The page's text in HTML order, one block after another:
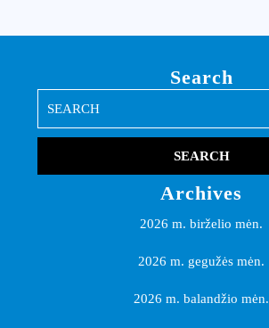
Search
for:
Archives
2026 m. birželio mėn.
2026 m. gegužės mėn.
2026 m. balandžio mėn.